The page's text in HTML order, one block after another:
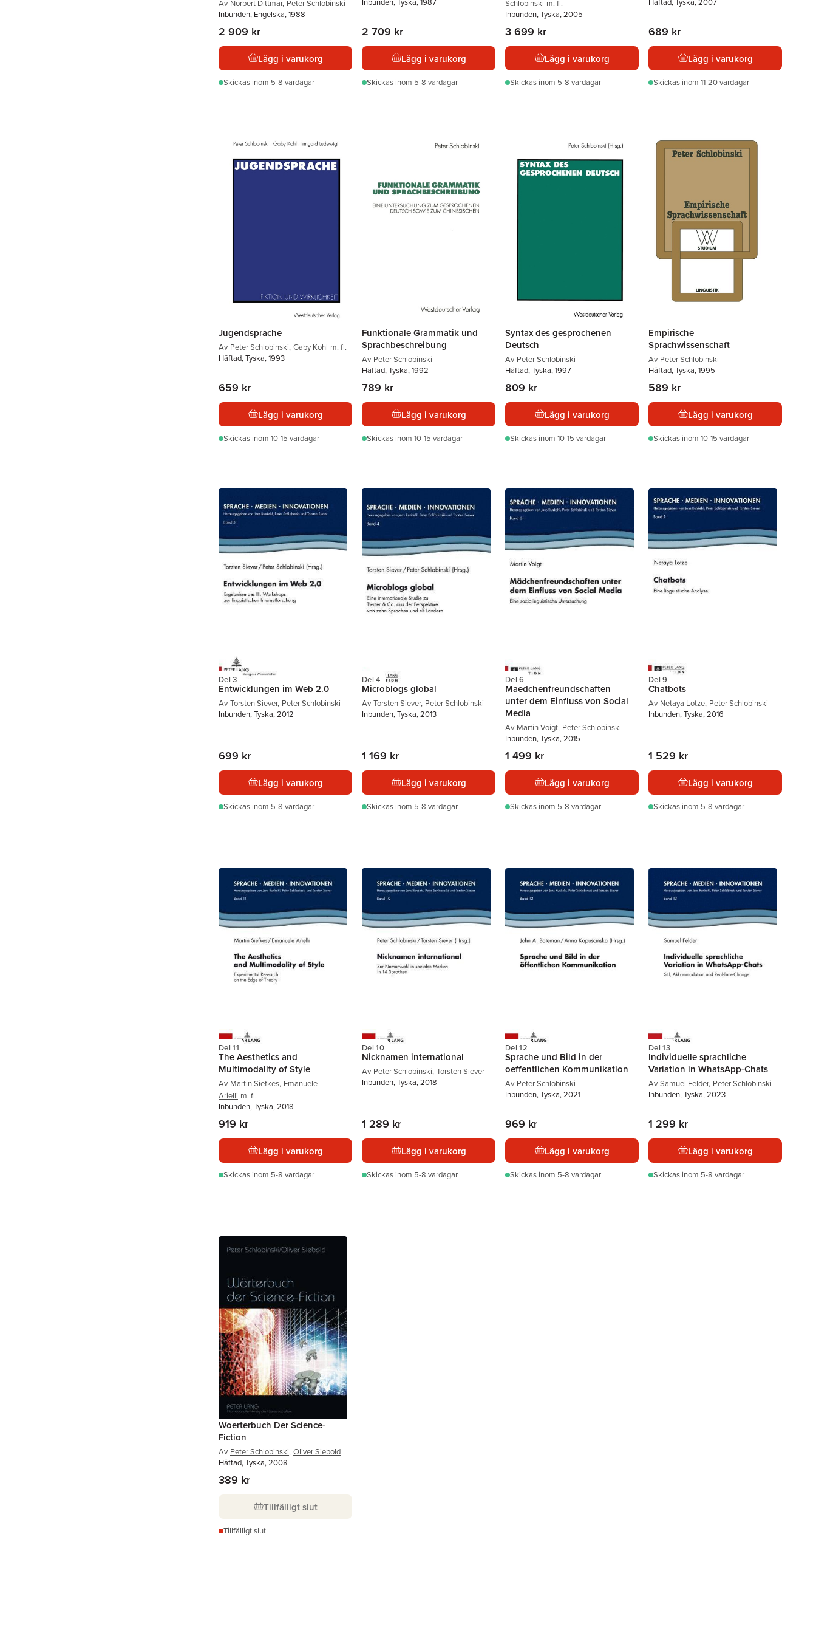
Av Norbert Dittmar, Peter Schlobinski
Inbunden, Engelska, 1988
2 909 kr
Lägg i varukorg
Skickas inom 5-8 vardagar
2 709 kr
Lägg i varukorg
Skickas inom 5-8 vardagar
Schlobinski m. fl.
Inbunden, Tyska, 2005
3 699 kr
Lägg i varukorg
Skickas inom 5-8 vardagar
689 kr
Lägg i varukorg
Skickas inom 11-20 vardagar
Jugendsprache
Av Peter Schlobinski, Gaby Kohl m. fl.
Häftad, Tyska, 1993
659 kr
Lägg i varukorg
Skickas inom 10-15 vardagar
Funktionale Grammatik und
Sprachbeschreibung
Av Peter Schlobinski
Häftad, Tyska, 1992
789 kr
Lägg i varukorg
Skickas inom 10-15 vardagar
Syntax des gesprochenen
Deutsch
Av Peter Schlobinski
Häftad, Tyska, 1997
809 kr
Lägg i varukorg
Skickas inom 10-15 vardagar
Empirische
Sprachwissenschaft
Av Peter Schlobinski
Häftad, Tyska, 1995
589 kr
Lägg i varukorg
Skickas inom 10-15 vardagar
Del 3
Entwicklungen im Web 2.0
Av Torsten Siever, Peter Schlobinski
Inbunden, Tyska, 2012
699 kr
Lägg i varukorg
Skickas inom 5-8 vardagar
Del 4
Microblogs global
Av Torsten Siever, Peter Schlobinski
Inbunden, Tyska, 2013
1 169 kr
Lägg i varukorg
Skickas inom 5-8 vardagar
Del 6
Maedchenfreundschaften
unter dem Einfluss von Social
Media
Av Martin Voigt, Peter Schlobinski
Inbunden, Tyska, 2015
1 499 kr
Lägg i varukorg
Skickas inom 5-8 vardagar
Del 9
Chatbots
Av Netaya Lotze, Peter Schlobinski
Inbunden, Tyska, 2016
1 529 kr
Lägg i varukorg
Skickas inom 5-8 vardagar
Del 11
The Aesthetics and
Multimodality of Style
Av Martin Siefkes, Emanuele
Arielli m. fl.
Inbunden, Tyska, 2018
919 kr
Lägg i varukorg
Skickas inom 5-8 vardagar
Del 10
Nicknamen international
Av Peter Schlobinski, Torsten Siever
Inbunden, Tyska, 2018
1 289 kr
Lägg i varukorg
Skickas inom 5-8 vardagar
Del 12
Sprache und Bild in der
oeffentlichen Kommunikation
Av Peter Schlobinski
Inbunden, Tyska, 2021
969 kr
Lägg i varukorg
Skickas inom 5-8 vardagar
Del 13
Individuelle sprachliche
Variation in WhatsApp-Chats
Av Samuel Felder, Peter Schlobinski
Inbunden, Tyska, 2023
1 299 kr
Lägg i varukorg
Skickas inom 5-8 vardagar
Woerterbuch Der Science-
Fiction
Av Peter Schlobinski, Oliver Siebold
Häftad, Tyska, 2008
389 kr
Tillfälligt slut
Tillfälligt slut